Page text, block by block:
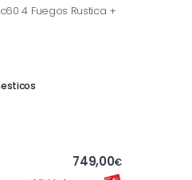
4 Fuegos Rustica +
749,00€